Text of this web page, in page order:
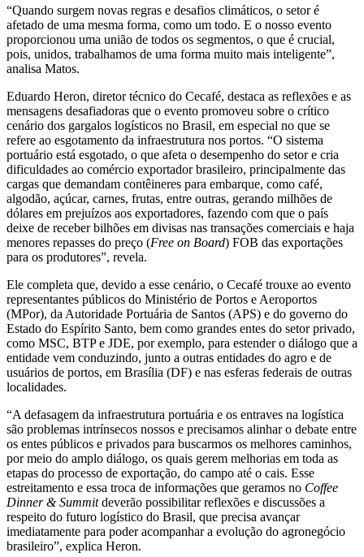
“Quando surgem novas regras e desafios climáticos, o setor é
afetado de uma mesma forma, como um todo. E o nosso evento
proporcionou uma união de todos os segmentos, o que é crucial,
pois, unidos, trabalhamos de uma forma muito mais inteligente”,
analisa Matos.
Eduardo Heron, diretor técnico do Cecafé, destaca as reflexões e as
mensagens desafiadoras que o evento promoveu sobre o crítico
cenário dos gargalos logísticos no Brasil, em especial no que se
refere ao esgotamento da infraestrutura nos portos. “O sistema
portuário está esgotado, o que afeta o desempenho do setor e cria
dificuldades ao comércio exportador brasileiro, principalmente das
cargas que demandam contêineres para embarque, como café,
algodão, açúcar, carnes, frutas, entre outras, gerando milhões de
dólares em prejuízos aos exportadores, fazendo com que o país
deixe de receber bilhões em divisas nas transações comerciais e haja
menores repasses do preço (Free on Board) FOB das exportações
para os produtores”, revela.
Ele completa que, devido a esse cenário, o Cecafé trouxe ao evento
representantes públicos do Ministério de Portos e Aeroportos
(MPor), da Autoridade Portuária de Santos (APS) e do governo do
Estado do Espírito Santo, bem como grandes entes do setor privado,
como MSC, BTP e JDE, por exemplo, para estender o diálogo que a
entidade vem conduzindo, junto a outras entidades do agro e de
usuários de portos, em Brasília (DF) e nas esferas federais de outras
localidades.
“A defasagem da infraestrutura portuária e os entraves na logística
são problemas intrínsecos nossos e precisamos alinhar o debate entre
os entes públicos e privados para buscarmos os melhores caminhos,
por meio do amplo diálogo, os quais gerem melhorias em toda as
etapas do processo de exportação, do campo até o cais. Esse
estreitamento e essa troca de informações que geramos no Coffee
Dinner & Summitdeverão possibilitar reflexões e discussões a
respeito do futuro logístico do Brasil, que precisa avançar
imediatamente para poder acompanhar a evolução do agronegócio
brasileiro”, explica Heron.